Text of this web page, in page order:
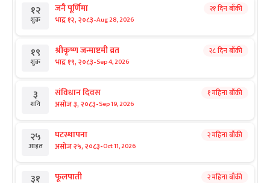
१२
शुक्र
जनै पूर्णिमा
भाद्र १२, २०८३-Aug 28, 2026
२१ दिन बाँकी
१९
शुक्र
श्रीकृष्ण जन्माष्टमी व्रत
भाद्र १९, २०८३-Sep 4, 2026
२८ दिन बाँकी
३
शनि
संविधान दिवस
असोज ३, २०८३-Sep 19, 2026
१ महिना बाँकी
२५
आइत
घटस्थापना
असोज २५, २०८३-Oct 11, 2026
२ महिना बाँकी
३१ फूलपाती २ महिना बाँकी